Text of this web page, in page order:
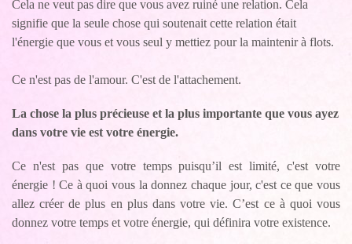
Cela ne veut pas dire que vous avez ruiné une relation. Cela
signifie que la seule chose qui soutenait cette relation était
l'énergie que vous et vous seul y mettiez pour la maintenir à flots.
Ce n'est pas de l'amour. C'est de l'attachement.
La chose la plus précieuse et la plus importante que vous ayez
dans votre vie est votre énergie.
Ce n'est pas que votre temps puisqu’il est limité, c'est votre
énergie ! Ce à quoi vous la donnez chaque jour, c'est ce que vous
allez créer de plus en plus dans votre vie. C’est ce à quoi vous
donnez votre temps et votre énergie, qui définira votre existence.